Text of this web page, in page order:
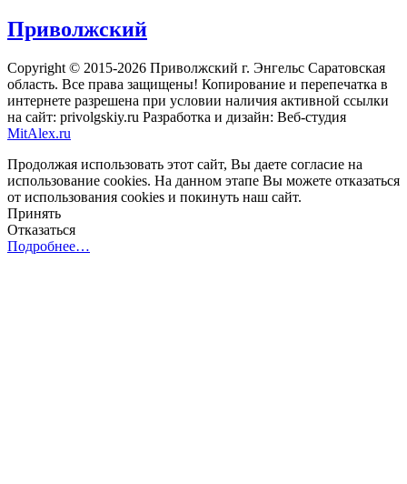
Приволжский
Copyright © 2015-2026 Приволжский г. Энгельс Саратовская
область. Все права защищены! Копирование и перепечатка в
интернете разрешена при условии наличия активной ссылки
на сайт: privolgskiy.ru Разработка и дизайн: Веб-студия
MitAlex.ru
Продолжая использовать этот сайт, Вы даете согласие на
использование cookies. На данном этапе Вы можете отказаться
от использования cookies и покинуть наш сайт.
Принять
Отказаться
Подробнее…